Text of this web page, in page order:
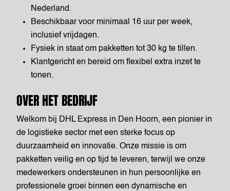
Nederland.
Beschikbaar voor minimaal 16 uur per week,
inclusief vrijdagen.
Fysiek in staat om pakketten tot 30 kg te tillen.
Klantgericht en bereid om flexibel extra inzet te
tonen.
OVER HET BEDRIJF
Welkom bij DHL Express in Den Hoorn, een pionier in
de logistieke sector met een sterke focus op
duurzaamheid en innovatie. Onze missie is om
pakketten veilig en op tijd te leveren, terwijl we onze
medewerkers ondersteunen in hun persoonlijke en
professionele groei binnen een dynamische en